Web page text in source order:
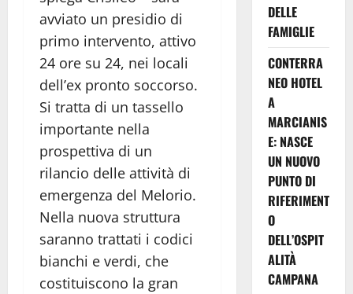
avviato un presidio di
primo intervento, attivo
24 ore su 24, nei locali
dell’ex pronto soccorso.
Si tratta di un tassello
importante nella
prospettiva di un
rilancio delle attività di
emergenza del Melorio.
Nella nuova struttura
saranno trattati i codici
bianchi e verdi, che
costituiscono la gran
DELLE
FAMIGLIE
CONTERRA
NEO HOTEL
A
MARCIANIS
E: NASCE
UN NUOVO
PUNTO DI
RIFERIMENT
O
DELL’OSPIT
ALITÀ
CAMPANA